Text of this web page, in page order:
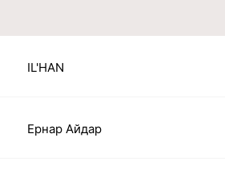
IL'HAN
Ернар Айдар